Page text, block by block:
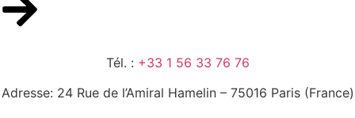
Tél. : +33 1 56 33 76 76
Adresse: 24 Rue de l’Amiral Hamelin – 75016 Paris (France)